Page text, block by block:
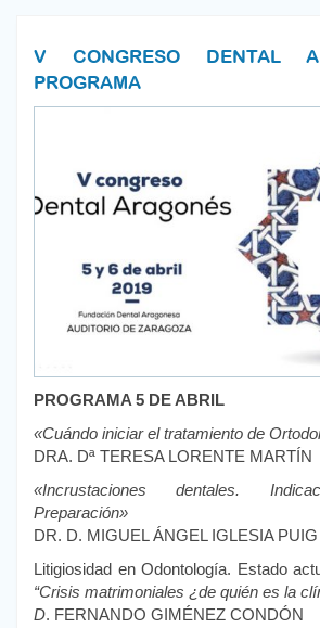
V CONGRESO DENTAL
PROGRAMA
PROGRAMA 5 DE ABRIL
«Cuándo iniciar el tratamiento de
DRA. Dª TERESA LORENTE MARTÍN
«Incrustaciones dentales.
Preparación»
DR. D. MIGUEL ÁNGEL IGLESIA PUIG
Litigiosidad en Odontología. Estado
“Crisis matrimoniales ¿de quién es la
D. FERNANDO GIMÉNEZ CONDÓN